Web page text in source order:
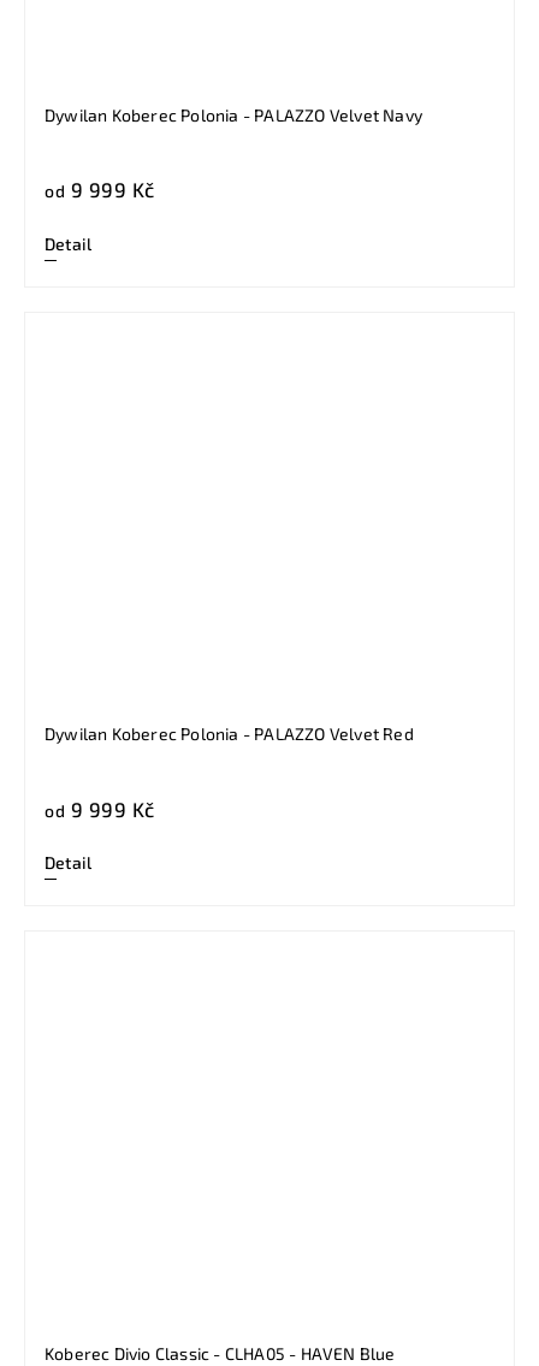
Dywilan Koberec Polonia - PALAZZO Velvet Navy
od 9 999 Kč
Detail
Dywilan Koberec Polonia - PALAZZO Velvet Red
od 9 999 Kč
Detail
Koberec Divio Classic - CLHA05 - HAVEN Blue